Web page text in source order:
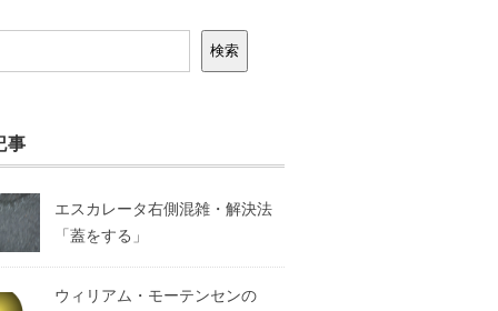
検索
事
エスカレータ右側混雑・解決法
「蓋をする」
ウィリアム・モーテンセンの